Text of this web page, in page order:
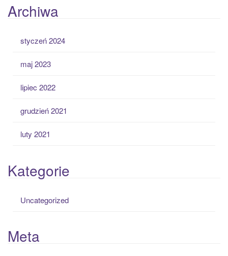
Archiwa
styczeń 2024
maj 2023
lipiec 2022
grudzień 2021
luty 2021
Kategorie
Uncategorized
Meta